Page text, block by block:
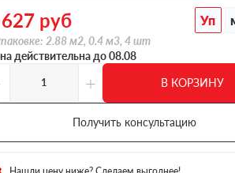
руб Уп
2.88 м2, 0.4 м3, 4 шт
действительна до 08.08
+ В КОРЗИНУ
Получить консультацию